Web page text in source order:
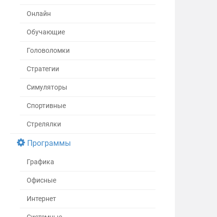
Онлайн
Обучающие
Головоломки
Стратегии
Симуляторы
Спортивные
Стрелялки
Программы
Графика
Офисные
Интернет